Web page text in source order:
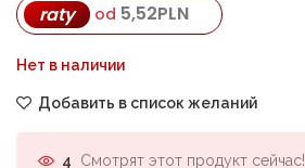
raty od 5,52PLN
Нет в наличии
Добавить в список желаний
4 Смотрят этот продукт сейчас!